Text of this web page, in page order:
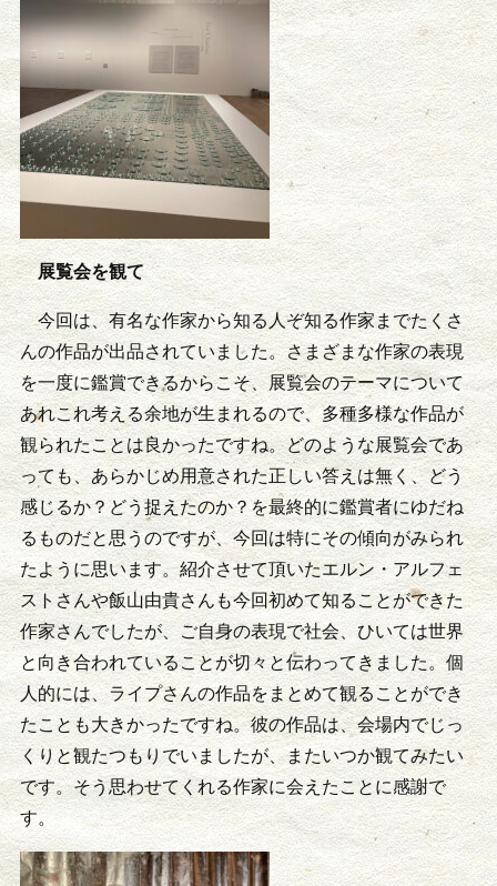
展覧会を観て
今回は、有名な作家から知る人ぞ知る作家までたくさ
んの作品が出品されていました。さまざまな作家の表現
を一度に鑑賞できるからこそ、展覧会のテーマについて
あれこれ考える余地が生まれるので、多種多様な作品が
観られたことは良かったですね。どのような展覧会であ
っても、あらかじめ用意された正しい答えは無く、どう
感じるか？どう捉えたのか？を最終的に鑑賞者にゆだね
るものだと思うのですが、今回は特にその傾向がみられ
たように思います。紹介させて頂いたエルン・アルフェ
ストさんや飯山由貴さんも今回初めて知ることができた
作家さんでしたが、ご自身の表現で社会、ひいては世界
と向き合われていることが切々と伝わってきました。個
人的には、ライプさんの作品をまとめて観ることができ
たことも大きかったですね。彼の作品は、会場内でじっ
くりと観たつもりでいましたが、またいつか観てみたい
です。そう思わせてくれる作家に会えたことに感謝で
す。